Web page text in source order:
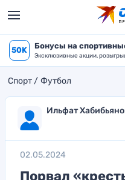
50K Бонусы на
Эксклюзивные акции,
Спорт Футбол
Ильфат
02.05.2024
Порвал